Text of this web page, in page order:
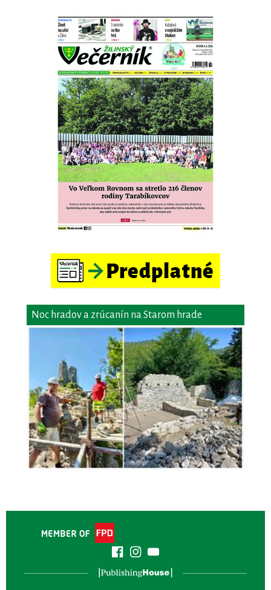
Noc hradov a zrúcanín na Starom hrade